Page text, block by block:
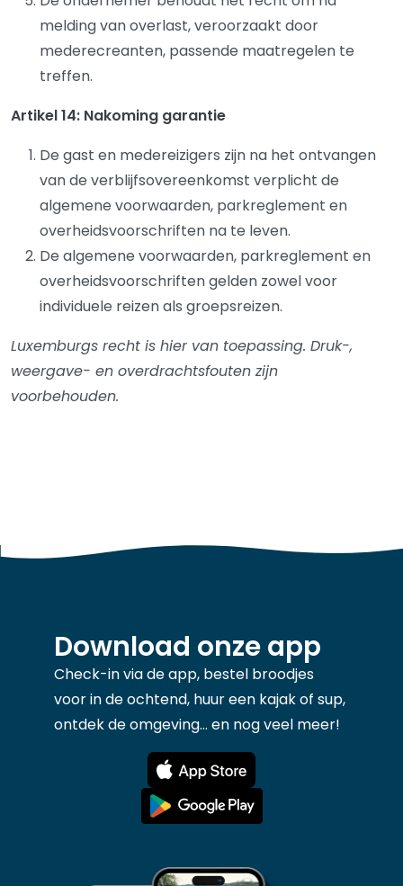
melding van overlast, veroorzaakt door
mederecreanten, passende maatregelen te
treffen.
Artikel 14: Nakoming garantie
De gast en medereizigers zijn na het ontvangen
van de verblijfsovereenkomst verplicht de
algemene voorwaarden, parkreglement en
overheidsvoorschriften na te leven.
De algemene voorwaarden, parkreglement en
overheidsvoorschriften gelden zowel voor
individuele reizen als groepsreizen.
Luxemburgs recht is hier van toepassing. Druk-,
weergave- en overdrachtsfouten zijn
voorbehouden.
Download onze app
Check-in via de app, bestel broodjes
voor in de ochtend, huur een kajak of sup,
ontdek de omgeving... en nog veel meer!